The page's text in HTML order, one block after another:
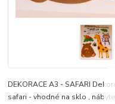
DEKORACE A3 - SAFARI
safari - vhodné na sklo ,